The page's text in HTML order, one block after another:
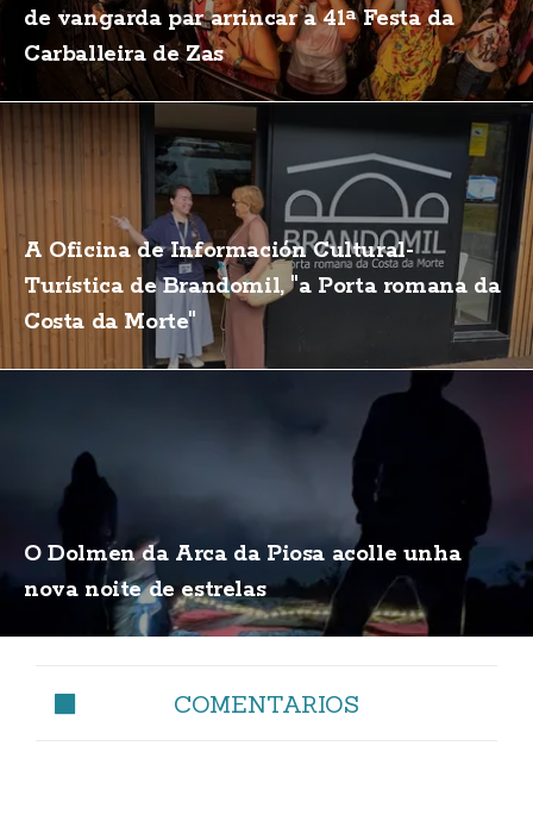
de vangarda par arrincar a 41ª Festa da
Carballeira de Zas
A Oficina de Información Cultural-
Turística de Brandomil, "a Porta romana da
Costa da Morte"
O Dolmen da Arca da Piosa acolle unha
nova noite de estrelas
COMENTARIOS